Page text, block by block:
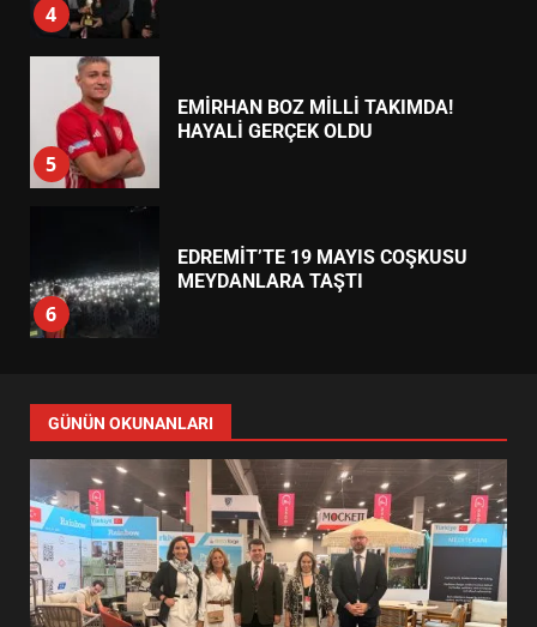
4
5
EMİRHAN BOZ MİLLİ TAKIMDA!
HAYALİ GERÇEK OLDU
6
EDREMİT’TE 19 MAYIS COŞKUSU
MEYDANLARA TAŞTI
7
SEFERBERLİĞİ: TÜM İLÇE
HAZIRLANIYOR
1
TÜRK MOBİLYA İHRACATI HD
EXPO 2026’DA YÜKSELDİ
GÜNÜN OKUNANLARI